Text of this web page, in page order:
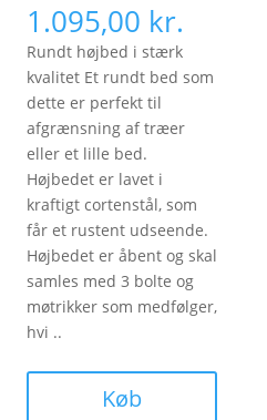
1.095,00 kr.
Rundt højbed i stærk
kvalitet Et rundt bed som
dette er perfekt til
afgrænsning af træer
eller et lille bed.
Højbedet er lavet i
kraftigt cortenstål, som
får et rustent udseende.
Højbedet er åbent og skal
samles med 3 bolte og
møtrikker som medfølger,
hvi ..
Køb